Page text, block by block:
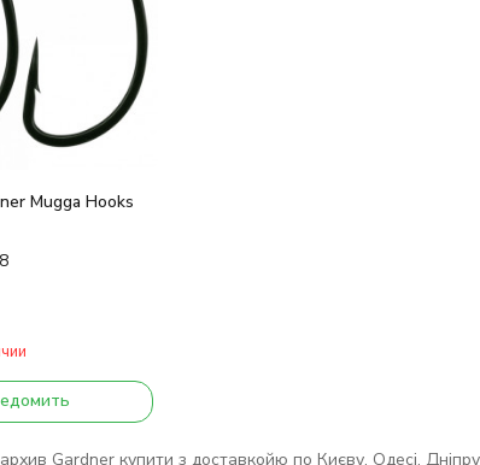
Mugga Hooks
Gardner купити з доставкойю по Києву, Одесі, Дніпру,